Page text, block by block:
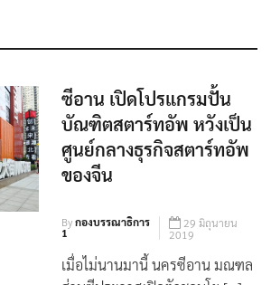
ซีอาน เปิดโปรแกรมปั้น
บัณฑิตสตาร์ทอัพ หวังเป็น
ศูนย์กลางธุรกิจสตาร์ทอัพ
ของจีน
Byกองบรรณาธิการ
1
29 มิถุนายน
2019